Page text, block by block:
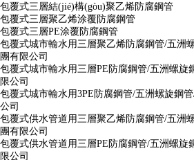
包覆式三層結(jié)構(gòu)聚乙烯防腐鋼管
包覆式三層聚乙烯涂覆防腐鋼管
包覆式三層PE涂覆防腐鋼管
包覆式城市輸水用三層聚乙烯防腐鋼管/五洲
團有限公司
包覆式城市輸水用三層PE防腐鋼管/五洲螺旋
限公司
包覆式城市輸水用3PE防腐鋼管/五洲螺旋鋼
公司
包覆式供水管道用三層聚乙烯防腐鋼管/五洲
團有限公司
包覆式供水管道用三層PE防腐鋼管/五洲螺旋
限公司